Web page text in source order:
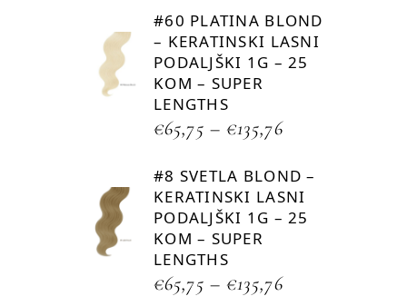
#60 PLATINA BLOND
– KERATINSKI LASNI
PODALJŠKI 1G – 25
KOM – SUPER
LENGTHS
€65,75 – €135,76
#8 SVETLA BLOND –
KERATINSKI LASNI
PODALJŠKI 1G – 25
KOM – SUPER
LENGTHS
€65,75 – €135,76